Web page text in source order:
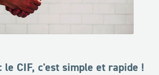
CIF, c'est simple et rapide !